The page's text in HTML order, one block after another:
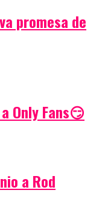
promesa de
Only Fans😏
a Rod